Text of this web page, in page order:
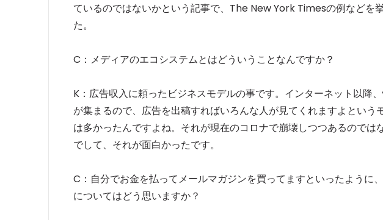
ているのではないかという記事で、The New York Timesの例などを
た。
C：メディアのエコシステムとはどういうことなんですか？
K：広告収入に頼ったビジネスモデルの事です。インターネット以降
が集まるので、広告を出稿すればいろんな人が見てくれますよとい
は多かったんですよね。それが現在のコロナで崩壊しつつあるので
でして、それが面白かったです。
C：自分でお金を払ってメールマガジンを買ってますといったように
についてはどう思いますか？